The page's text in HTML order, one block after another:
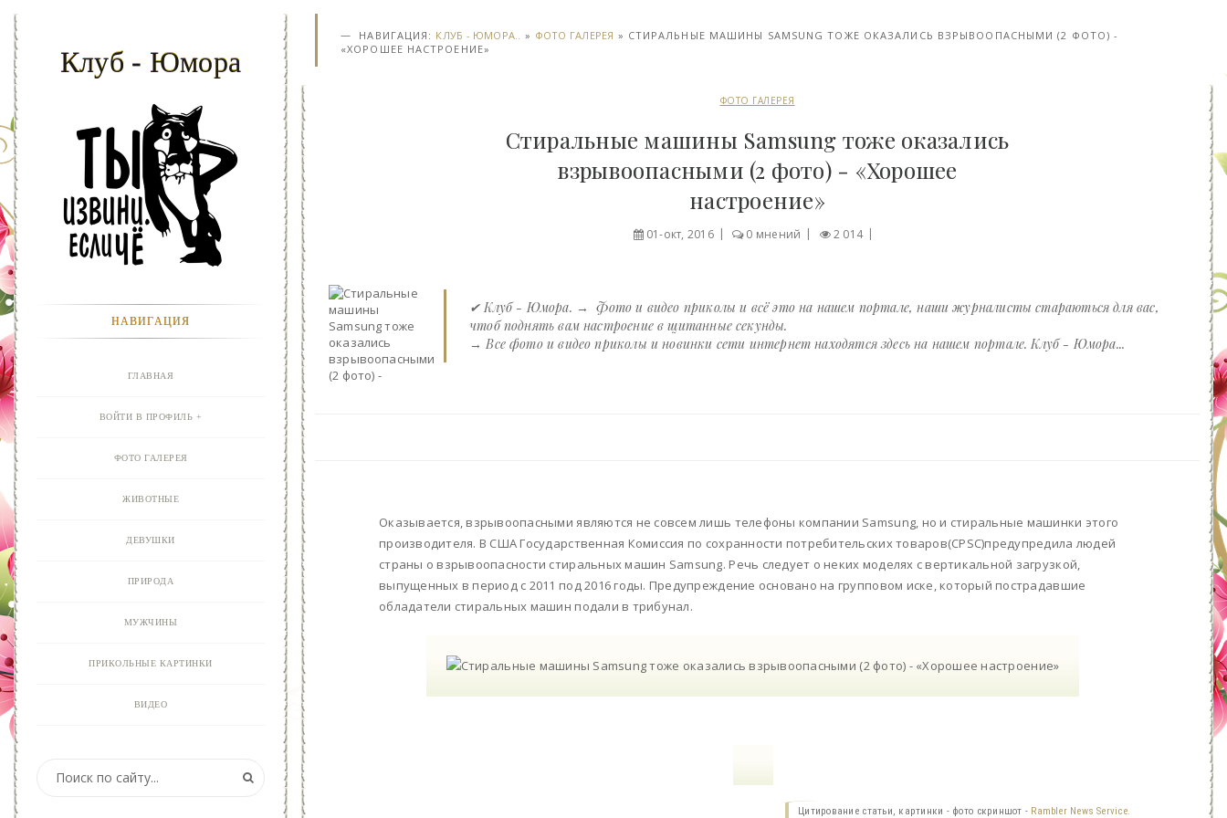
НАВИГАЦИЯ: КЛУБ - ЮМОРА.. » ФОТО ГАЛЕРЕЯ » СТИРАЛЬНЫЕ МАШИНЫ SAMSUNG ТОЖЕ ОКАЗАЛИСЬ ВЗРЫВООПАСНЫМИ (2 ФОТО) -
«ХОРОШЕЕ НАСТРОЕНИЕ»
ФОТО ГАЛЕРЕЯ
Стиральные машины Samsung тоже оказались
взрывоопасными (2 фото) - «Хорошее
настроение»
01-окт, 2016 0 мнений 2 014
✔ Клуб - Юмора. → Фото и видео приколы и всё это на нашем портале, наши журналисты стараються для вас,
чтоб поднять вам настроение в щитанные секунды.
→ Все фото и видео приколы и новинки сети интернет находятся здесь на нашем портале. Клуб - Юмора...
Оказывается, взрывоопасными являются не совсем лишь телефоны компании Samsung, но и стиральные машинки этого
производителя. В США Государственная Комиссия по сохранности потребительских товаров(CPSC)предупредила людей
страны о взрывоопасности стиральных машин Samsung. Речь следует о неких моделях с вертикальной загрузкой,
выпущенных в период с 2011 под 2016 годы. Предупреждение основано на групповом иске, который пострадавшие
обладатели стиральных машин подали в трибунал.
Цитирование статьи, картинки - фото скриншот - Rambler News Service.
Клуб - Юмора
НАВИГАЦИЯ
ГЛАВНАЯ
ВОЙТИ В ПРОФИЛЬ
ФОТО ГАЛЕРЕЯ
ЖИВОТНЫЕ
ДЕВУШКИ
ПРИРОДА
МУЖЧИНЫ
ПРИКОЛЬНЫЕ КАРТИНКИ
ВИДЕО
ОТКРЫТКИ